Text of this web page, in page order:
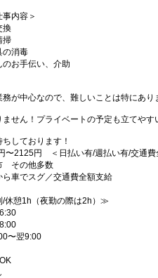
事内容＞
換
掃
の消毒
のお手伝い、介助
務が中心なので、難しいことは特にあ
ません！プライベートの予定も立てや
しております！
〜2125円 ＜日払い有/週払い有/交通費
その他多数
ら車でスグ／交通費全額支給
休憩1h（夜勤の際は2h）≫
〜翌9:00